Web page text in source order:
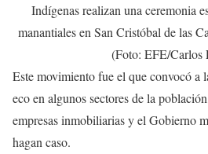
Indígenas realizan una ceremonia
manantiales en San Cristóbal de las
(Foto: EFE/Carlos
Este movimiento fue el que convocó a
eco en algunos sectores de la
empresas inmobiliarias y el Gobierno
hagan caso.